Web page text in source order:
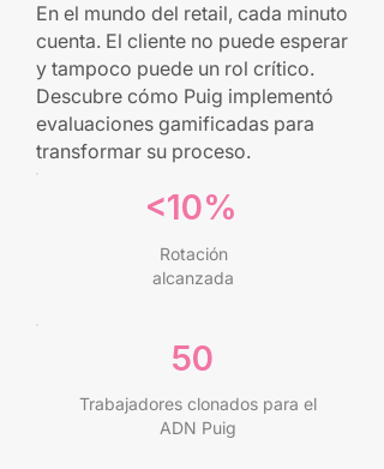
En el mundo del retail, cada minuto
cuenta. El cliente no puede esperar
y tampoco puede un rol crítico.
Descubre cómo Puig implementó
evaluaciones gamificadas para
transformar su proceso.
<10%
Rotación
alcanzada
50
Trabajadores clonados para el
ADN Puig